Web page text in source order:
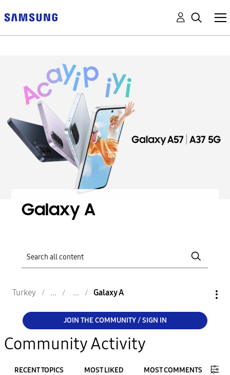
Galaxy A
Turkey Galaxy A
JOIN THE COMMUNITY / SIGN IN
Community Activity
RECENT TOPICS MOST LIKED
MOST COMMENTS